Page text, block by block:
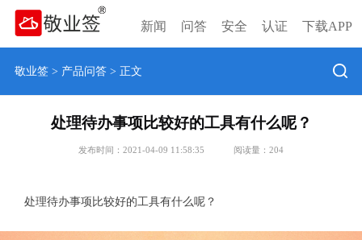
新闻 问答 安全 认证 下载APP
敬业签> 产品问答> 正文
处理待办事项比较好的工具有什么呢？
发布时间：2021-04-09 11:58:35 阅读量： 204
处理待办事项比较好的工具有什么呢？